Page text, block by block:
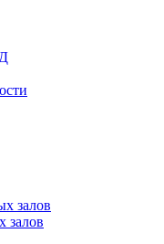
залов
залов